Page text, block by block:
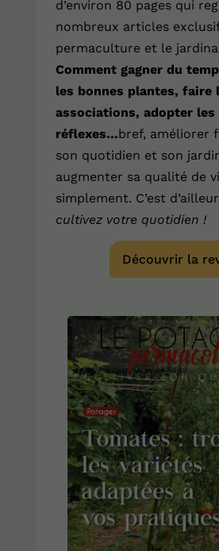
d’environ 80 pages qui
nombreux articles
permaculture et le
Comment gagner du
les bonnes plantes, faire
associations, adopter les
réflexes…bref, améliorer
son quotidien et son
augmenter sa qualité de
simplement. C’est
cultivez votre quotidien !
Découvrir la